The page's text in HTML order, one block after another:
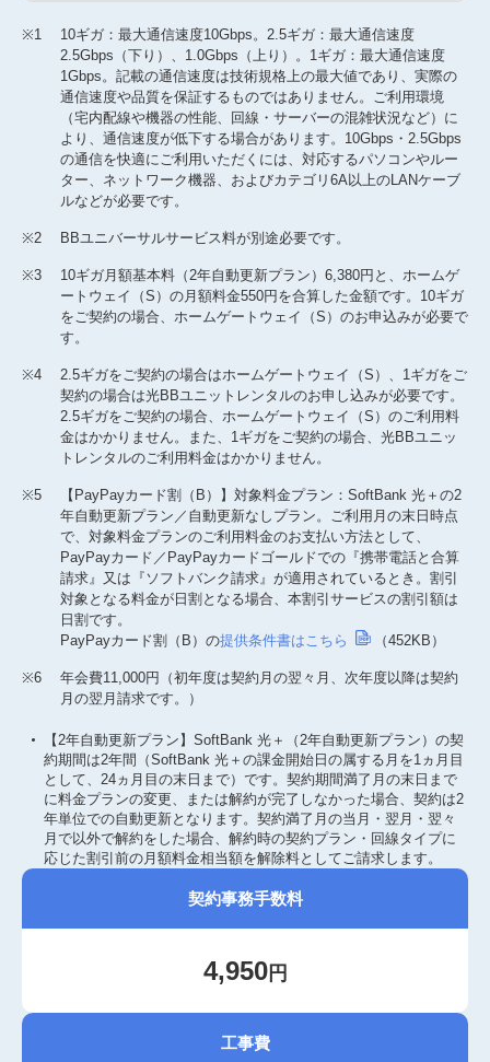
SoftBank光＋の料金表はこちら （560KB）
※1
10ギガ：最大通信速度10Gbps。2.5ギガ：最大通信速度
2.5Gbps（下り）、1.0Gbps（上り）。1ギガ：最大通信速度
1Gbps。記載の通信速度は技術規格上の最大値であり、実際の
通信速度や品質を保証するものではありません。ご利用環境
（宅内配線や機器の性能、回線・サーバーの混雑状況など）に
より、通信速度が低下する場合があります。10Gbps・2.5Gbps
の通信を快適にご利用いただくには、対応するパソコンやルー
ター、ネットワーク機器、およびカテゴリ6A以上のLANケーブ
ルなどが必要です。
※2 BBユニバーサルサービス料が別途必要です。
※3
10ギガ月額基本料（2年自動更新プラン）6,380円と、ホームゲ
ートウェイ（S）の月額料金550円を合算した金額です。10ギガ
をご契約の場合、ホームゲートウェイ（S）のお申込みが必要で
す。
※4
2.5ギガをご契約の場合はホームゲートウェイ（S）、1ギガをご
契約の場合は光BBユニットレンタルのお申し込みが必要です。
2.5ギガをご契約の場合、ホームゲートウェイ（S）のご利用料
金はかかりません。また、1ギガをご契約の場合、光BBユニッ
トレンタルのご利用料金はかかりません。
※5
【PayPayカード割（B）】対象料金プラン：SoftBank 光＋の2
年自動更新プラン／自動更新なしプラン。ご利用月の末日時点
で、対象料金プランのご利用料金のお支払い方法として、
PayPayカード／PayPayカードゴールドでの『携帯電話と合算
請求』又は『ソフトバンク請求』が適用されているとき。割引
対象となる料金が日割となる場合、本割引サービスの割引額は
日割です。
PayPayカード割（B）の提供条件書はこちら （452KB）
※6
年会費11,000円（初年度は契約月の翌々月、次年度以降は契約
月の翌月請求です。）
【2年自動更新プラン】SoftBank 光＋（2年自動更新プラン）の契
約期間は2年間（SoftBank 光＋の課金開始日の属する月を1ヵ月目
として、24ヵ月目の末日まで）です。契約期間満了月の末日まで
に料金プランの変更、または解約が完了しなかった場合、契約は2
年単位での自動更新となります。契約満了月の当月・翌月・翌々
月で以外で解約をした場合、解約時の契約プラン・回線タイプに
応じた割引前の月額料金相当額を解除料としてご請求します。
契約事務手数料
4,950円
工事費